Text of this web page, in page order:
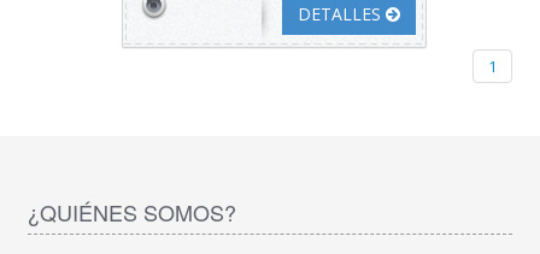
DETALLES
1
¿QUIÉNES SOMOS?